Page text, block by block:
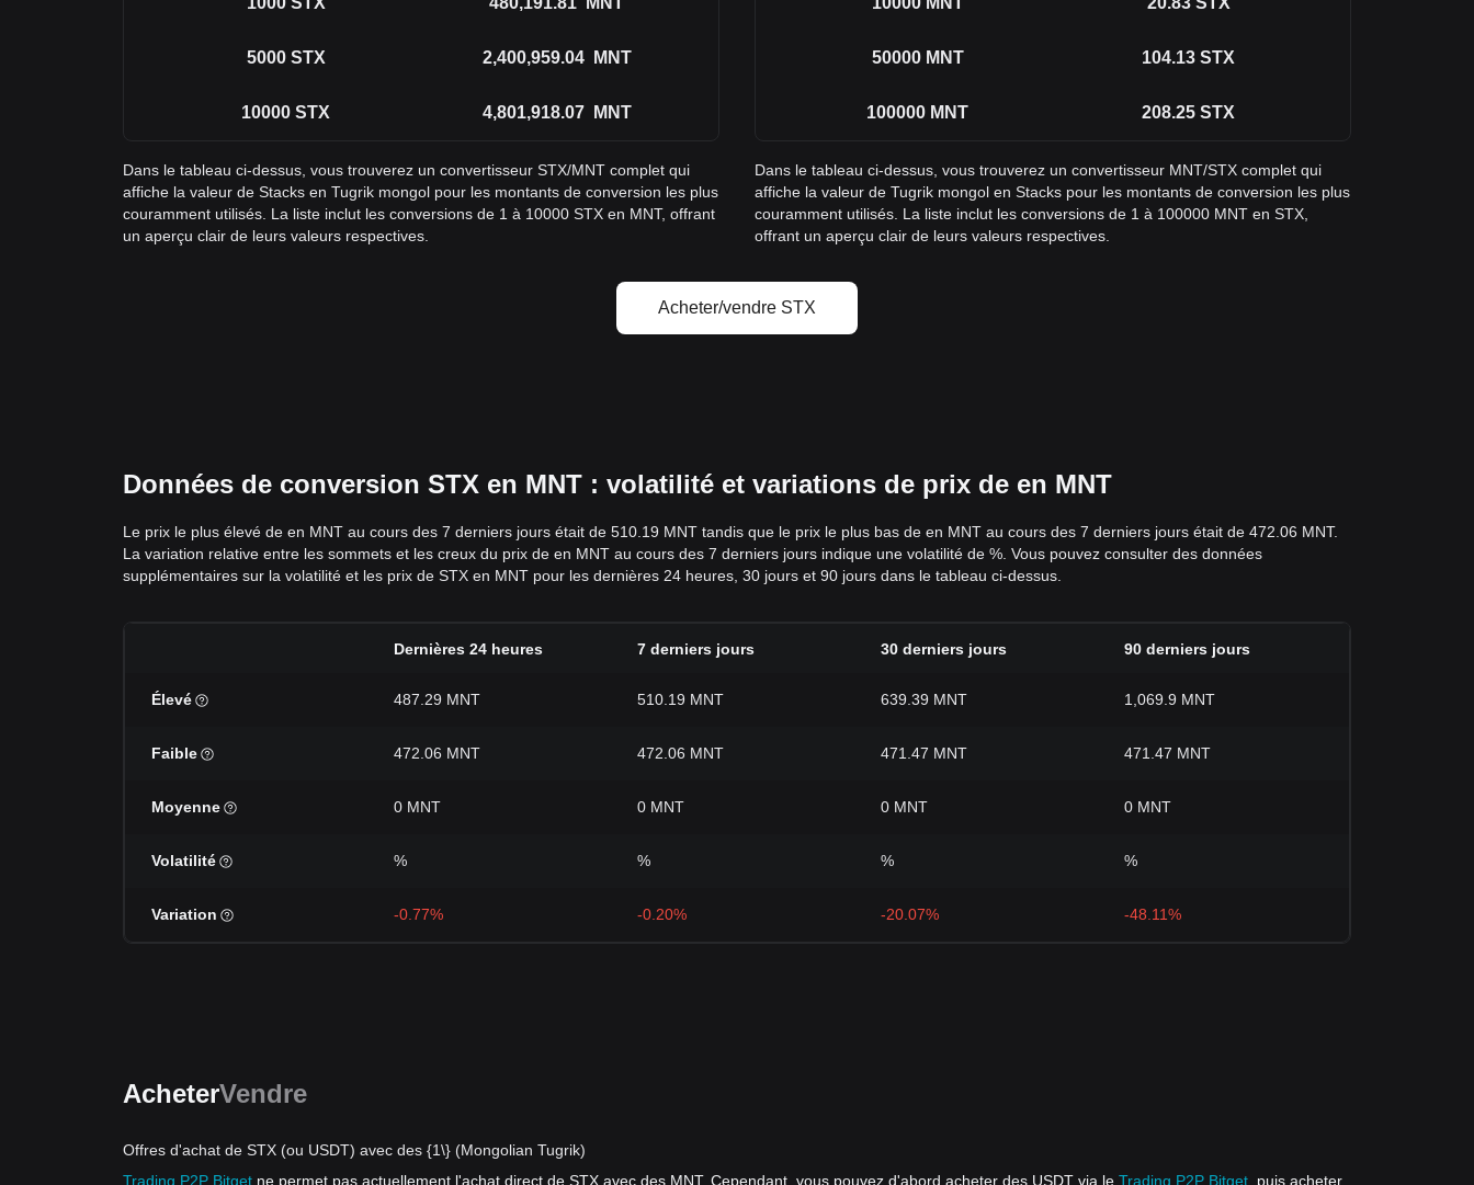
5000 STX 2,400,959.04 MNT
10000 STX 4,801,918.07 MNT
Dans le tableau ci-dessus, vous trouverez un convertisseur STX/MNT complet qui
affiche la valeur de Stacks en Tugrik mongol pour les montants de conversion les plus
couramment utilisés. La liste inclut les conversions de 1 à 10000 STX en MNT, offrant
un aperçu clair de leurs valeurs respectives.
50000 MNT 104.13 STX
100000 MNT 208.25 STX
Dans le tableau ci-dessus, vous trouverez un convertisseur MNT/STX complet qui
affiche la valeur de Tugrik mongol en Stacks pour les montants de conversion les plus
couramment utilisés. La liste inclut les conversions de 1 à 100000 MNT en STX,
offrant un aperçu clair de leurs valeurs respectives.
Acheter/vendre STX
Données de conversion STX en MNT : volatilité et variations de prix de en MNT
Le prix le plus élevé de en MNT au cours des 7 derniers jours était de 510.19 MNT tandis que le prix le plus bas de en MNT au cours des 7 derniers jours était de 472.06 MNT.
La variation relative entre les sommets et les creux du prix de en MNT au cours des 7 derniers jours indique une volatilité de %. Vous pouvez consulter des données
supplémentaires sur la volatilité et les prix de STX en MNT pour les dernières 24 heures, 30 jours et 90 jours dans le tableau ci-dessus.
Dernières 24 heures 7 derniers jours 30 derniers jours 90 derniers jours
Élevé 487.29 MNT 510.19 MNT 639.39 MNT 1,069.9 MNT
Faible 472.06 MNT 472.06 MNT 471.47 MNT 471.47 MNT
Moyenne 0 MNT 0 MNT 0 MNT 0 MNT
Volatilité % % % %
Variation -0.77% -0.20% -20.07% -48.11%
AcheterVendre
Offres d'achat de STX (ou USDT) avec des {1\} (Mongolian Tugrik)
Trading P2P Bitget ne permet pas actuellement l'achat direct de STX avec des MNT. Cependant, vous pouvez d'abord acheter des USDT via le Trading P2P Bitget , puis acheter